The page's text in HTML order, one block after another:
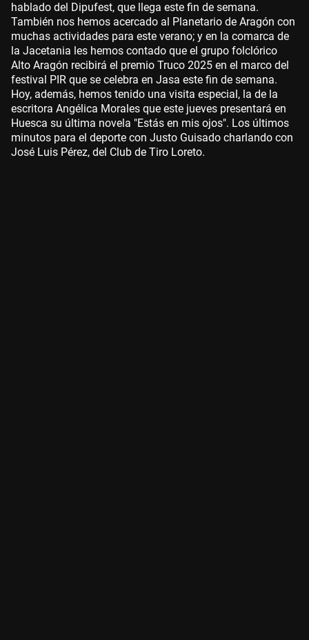
hablado del Dipufest, que llega este fin de semana.
También nos hemos acercado al Planetario de Aragón con
muchas actividades para este verano; y en la comarca de
la Jacetania les hemos contado que el grupo folclórico
Alto Aragón recibirá el premio Truco 2025 en el marco del
festival PIR que se celebra en Jasa este fin de semana.
Hoy, además, hemos tenido una visita especial, la de la
escritora Angélica Morales que este jueves presentará en
Huesca su última novela "Estás en mis ojos". Los últimos
minutos para el deporte con Justo Guisado charlando con
José Luis Pérez, del Club de Tiro Loreto.